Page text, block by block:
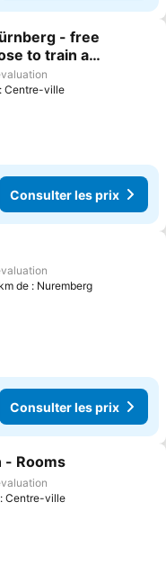
à mes favoris
- free
to train and
prix
Centre-ville
Consulter les prix
à mes favoris
de : Nuremberg
Consulter les prix
à mes favoris
- Rooms
Centre-ville